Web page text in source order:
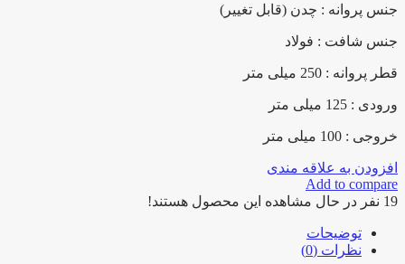
عدد
جنس پروانه : چدن (قابل تغییر)
جنس شافت : فولاد
قطر پروانه : 250 میلی متر
ورودی : 125 میلی متر
خروجی : 100 میلی متر
افزودن به علاقه مندی
Add to compare
19 نفر در حال مشاهده این محصول هستند!
توضیحات
نظرات (0)